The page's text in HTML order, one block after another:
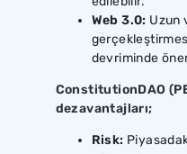
Web 3.0: Uzun
devriminde
ConstitutionDAO
dezavantajları;
Risk: